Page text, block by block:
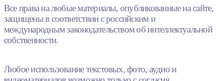
Все права на любые материалы, опубликованные на сайте,
защищены в соответствии с российским и
международным законодательством об интеллектуальной
собственности.
Любое использование текстовых, фото, аудио и